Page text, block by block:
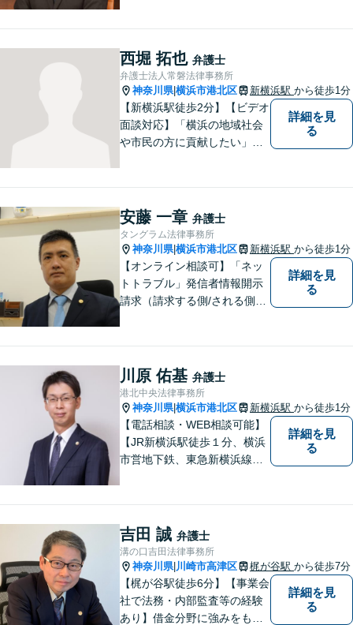
西堀 拓也 弁護士
弁護士法人常磐法律事務所
神奈川県|横浜市港北区 新横浜駅 から徒歩1分
【新横浜駅徒歩2分】【ビデオ
面談対応】「横浜の地域社会
や市民の方に貢献したい」を
トができるよう全力を尽くし
ます。事務所一丸となって法
律トラブルの解決を目指しま
す。
詳細を見
る
安藤 一章 弁護士
タングラム法律事務所
神奈川県|横浜市港北区 新横浜駅 から徒歩1分
【オンライン相談可】「ネッ
トトラブル」発信者情報開示
請求（請求する側/される側）
より最善の解決へ導きます。
遠方で来所困難な方もお気軽
にご相談ください。
詳細を見
る
川原 佑基 弁護士
港北中央法律事務所
神奈川県|横浜市港北区 新横浜駅 から徒歩1分
【電話相談・WEB相談可能】
【JR新横浜駅徒歩１分、横浜
市営地下鉄、東急新横浜線新
り】
詳細を見
る
吉田 誠 弁護士
溝の口吉田法律事務所
神奈川県| 川崎市高津区 梶が谷駅 から徒歩7分
【梶が谷駅徒歩6分】【事業会
社で法務・内部監査等の経験
あり】借金分野に強みをも
詳細を見
る